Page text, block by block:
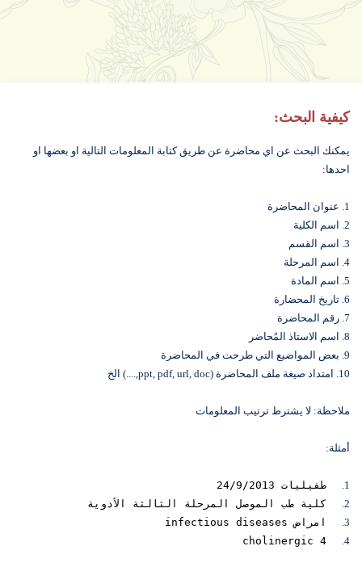
كيفية البحث:
يمكنك البحث عن اي محاضرة عن طريق كتابة المعلومات التالية او بعضها او
احدها:
1. عنوان المحاضرة
2. اسم الكلية
3. اسم القسم
4. اسم المرحلة
5. اسم المادة
6. تاريخ المحضارة
7. رقم المحاضرة
8. اسم الاستاذ المُحاضر
9. بعض المواضيع التي طرحت في المحاضرة
10. امتداد صيغة ملف المحاضرة (ppt, pdf, url, doc,....) الخ
ملاحظة: لا يشترط ترتيب المعلومات
أمثلة:
1.
طفيليات 24/9/2013
2.
كلية طب الموصل المرحلة الثالثة الأدوية
3.
امراض infectious diseases
4.